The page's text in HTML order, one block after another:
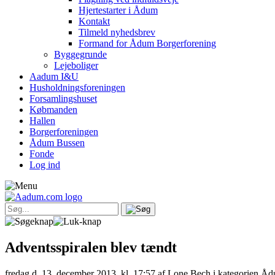
Hjertestarter i Ådum
Kontakt
Tilmeld nyhedsbrev
Formand for Ådum Borgerforening
Byggegrunde
Lejeboliger
Aadum I&U
Husholdningsforeningen
Forsamlingshuset
Købmanden
Hallen
Borgerforeningen
Ådum Bussen
Fonde
Log ind
Adventsspiralen blev tændt